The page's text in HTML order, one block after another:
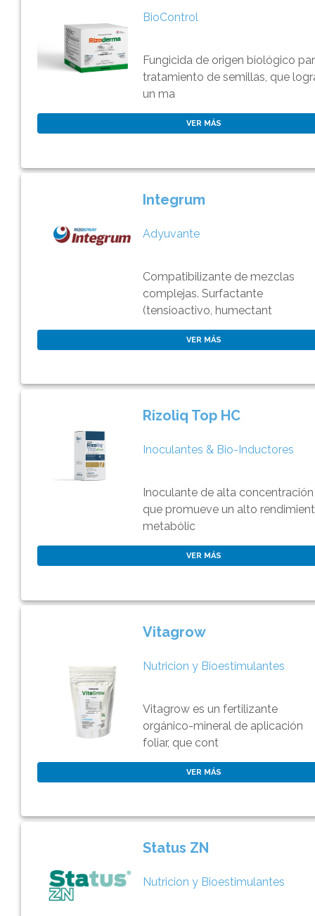
BioControl
Fungicida de origen biológico
tratamiento de semillas, que
un ma
VER MÁS
Integrum
Adyuvante
Compatibilizante de mezclas
complejas. Surfactante
(tensioactivo, humectant
VER MÁS
Rizoliq Top HC
Inoculantes & Bio-Inductores
Inoculante de alta concentración
que promueve un alto
metabólic
VER MÁS
Vitagrow
Nutricion y Bioestimulantes
Vitagrow es un fertilizante
orgánico-mineral de aplicación
foliar, que cont
VER MÁS
Status ZN
Nutricion y Bioestimulantes